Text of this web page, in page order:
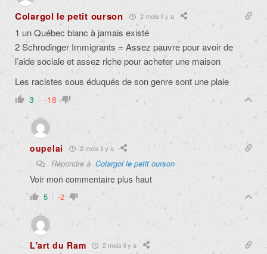
Colargol le petit ourson 2 mois il y a
1 un Québec blanc à jamais existé
2 Schrodinger Immigrants = Assez pauvre pour avoir de
l’aide sociale et assez riche pour acheter une maison
Les racistes sous éduqués de son genre sont une plaie
3 -18
oupelai 2 mois il y a
Répondre à Colargol le petit ourson
Voir mon commentaire plus haut
5 -2
L'art du Ram 2 mois il y a